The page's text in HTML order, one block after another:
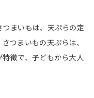
まいもは、天ぷらの定
つまいもの天ぷらは、
徴で、子どもから大人